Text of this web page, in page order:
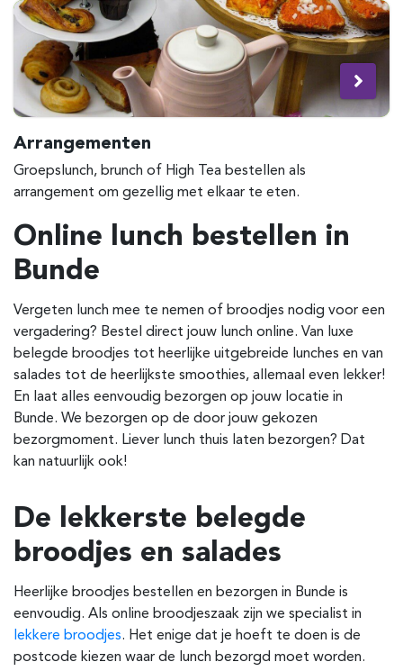
Arrangementen
Groepslunch, brunch of High Tea bestellen als
arrangement om gezellig met elkaar te eten.
Online lunch bestellen in
Bunde
Vergeten lunch mee te nemen of broodjes nodig voor een
vergadering? Bestel direct jouw lunch online. Van luxe
belegde broodjes tot heerlijke uitgebreide lunches en van
salades tot de heerlijkste smoothies, allemaal even lekker!
En laat alles eenvoudig bezorgen op jouw locatie in
Bunde. We bezorgen op de door jouw gekozen
bezorgmoment. Liever lunch thuis laten bezorgen? Dat
kan natuurlijk ook!
De lekkerste belegde
broodjes en salades
Heerlijke broodjes bestellen en bezorgen in Bunde is
eenvoudig. Als online broodjeszaak zijn we specialist in
lekkere broodjes. Het enige dat je hoeft te doen is de
postcode kiezen waar de lunch bezorgd moet worden.